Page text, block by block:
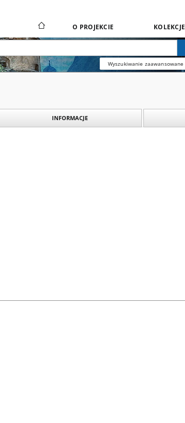
O PROJEKCIE KOLEKCJE
Wyszukiwanie zaawansowane
INFORMACJE